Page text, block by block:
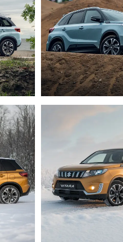
СЕРВИСНЫЕ КАМПАНИИ